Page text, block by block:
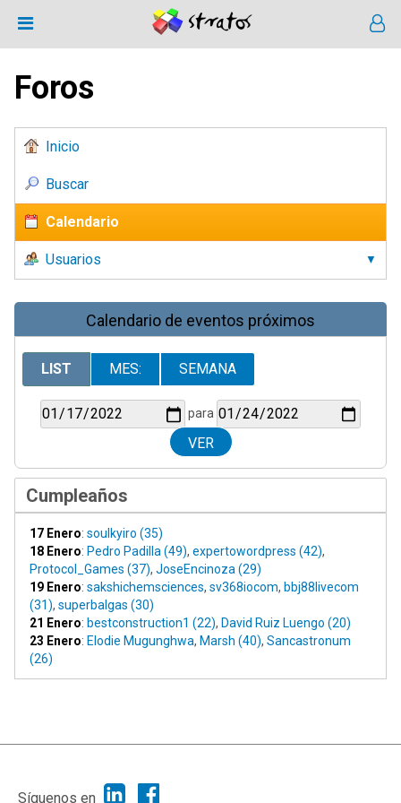
Foros
Inicio
Buscar
Calendario
Usuarios
Calendario de eventos próximos
LIST MES: SEMANA
para
Cumpleaños
17 Enero: soulkyiro (35)
18 Enero: Pedro Padilla (49), expertowordpress (42),
Protocol_Games (37), JoseEncinoza (29)
19 Enero: sakshichemsciences, sv368iocom, bbj88livecom
(31), superbalgas (30)
21 Enero: bestconstruction1 (22), David Ruiz Luengo (20)
23 Enero: Elodie Mugunghwa, Marsh (40), Sancastronum
(26)
Síguenos en